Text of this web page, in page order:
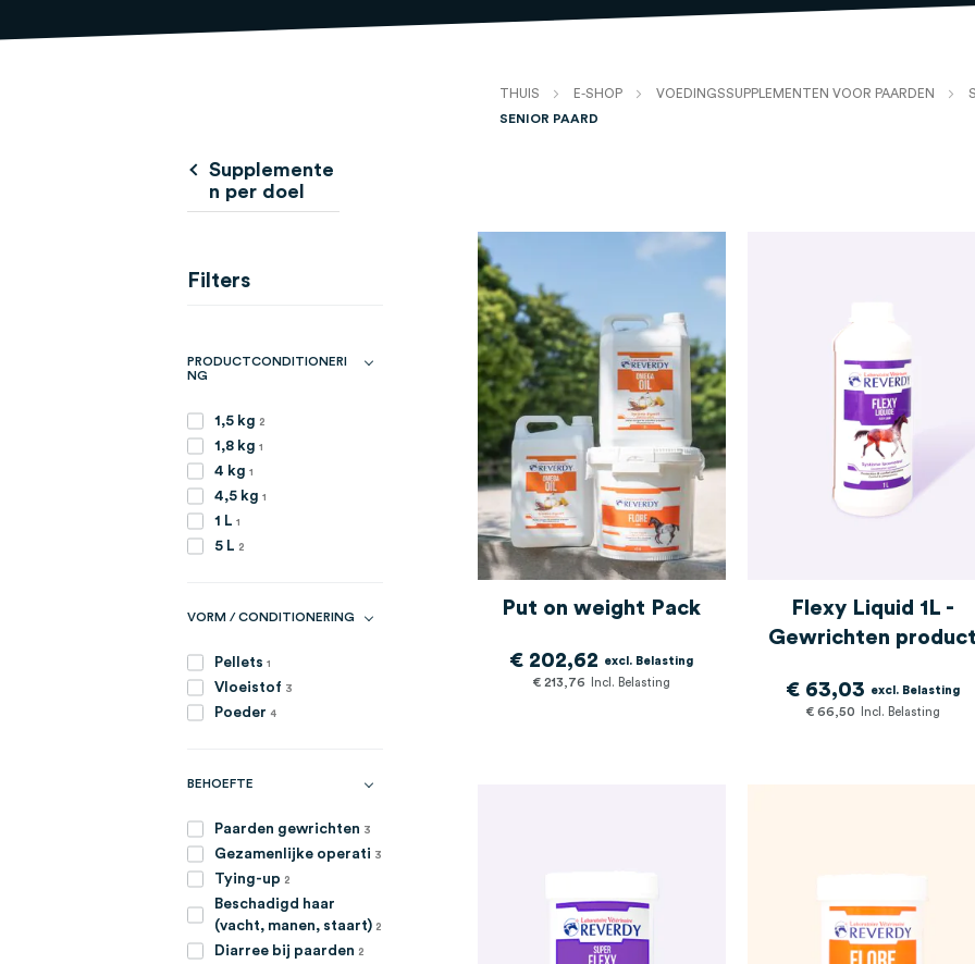
THUIS E-SHOP VOEDINGSSUPPLEMENTEN VOOR PAARDEN
SENIOR PAARD
Put on weight Pack
€ 213,76
€ 202,62
Flexy Liquid 1L -
Gewrichten
€ 66,50
€ 63,03
Supplemente
n per doel
Filters
PRODUCTCONDITIONERI
NG
1,5 kg 2
artikelen
1,8 kg 1
4 kg 1
4,5 kg 1
1 L 1
5 L 2
artikelen
VORM / CONDITIONERING
Pellets 1
Vloeistof 3
artikelen
Poeder 4
BEHOEFTE
Paarden gewrichten 3
artikelen
Gezamenlijke operati 3
artikelen
Tying-up 2
artikelen
Beschadigd haar
(vacht, manen, staart) 2
artikelen
Diarree bij paarden 2
artikelen